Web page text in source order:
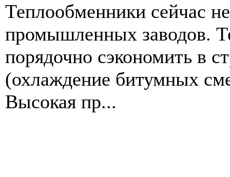
Теплообменники сейчас
промышленных заводов.
порядочно сэкономить в
(охлаждение битумных
Высокая пр...